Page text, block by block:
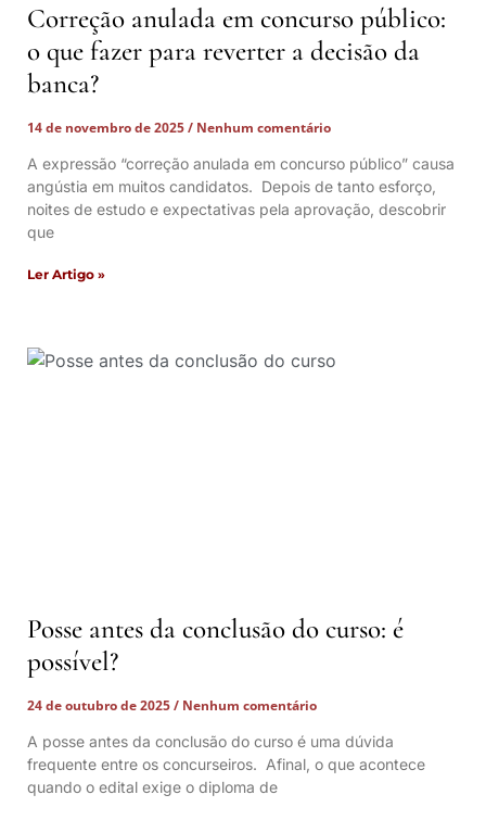
Correção anulada em concurso público:
o que fazer para reverter a decisão da
banca?
14 de novembro de 2025
Nenhum comentário
A expressão “correção anulada em concurso público” causa
angústia em muitos candidatos. Depois de tanto esforço,
noites de estudo e expectativas pela aprovação, descobrir
que
Ler Artigo »
Posse antes da conclusão do curso: é
possível?
24 de outubro de 2025
Nenhum comentário
A posse antes da conclusão do curso é uma dúvida
frequente entre os concurseiros. Afinal, o que acontece
quando o edital exige o diploma de